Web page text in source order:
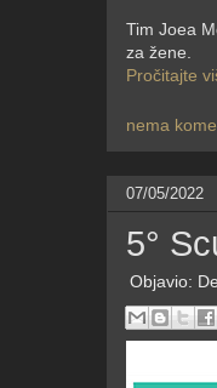
Tim Joea
za žene.
Pročitajte
nema
07/05/2022
5°
Objavio: